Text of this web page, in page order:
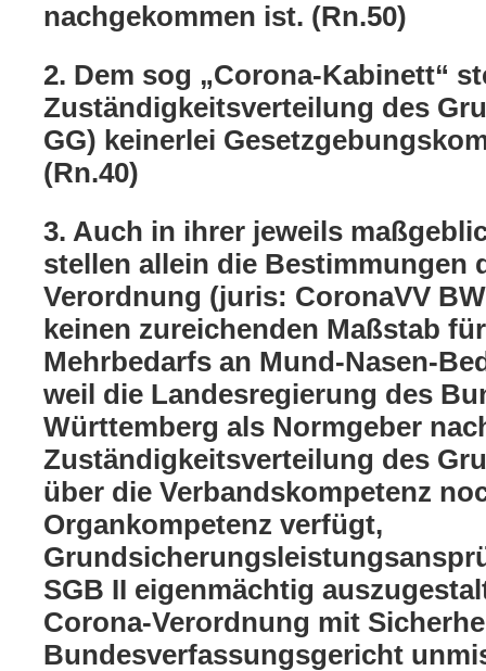
nachgekommen ist. (Rn.50)
2. Dem sog „Corona-Kabinett“
Zuständigkeitsverteilung des
GG) keinerlei
(Rn.40)
3. Auch in ihrer jeweils
stellen allein die Bestimmungen
Verordnung (juris: CoronaVV
keinen zureichenden Maßstab
Mehrbedarfs an Mund-Nasen-
weil die Landesregierung des
Württemberg als Normgeber
Zuständigkeitsverteilung des
über die Verbandskompetenz
Organkompetenz verfügt,
SGB II eigenmächtig
Corona-Verordnung mit
Bundesverfassungsgericht